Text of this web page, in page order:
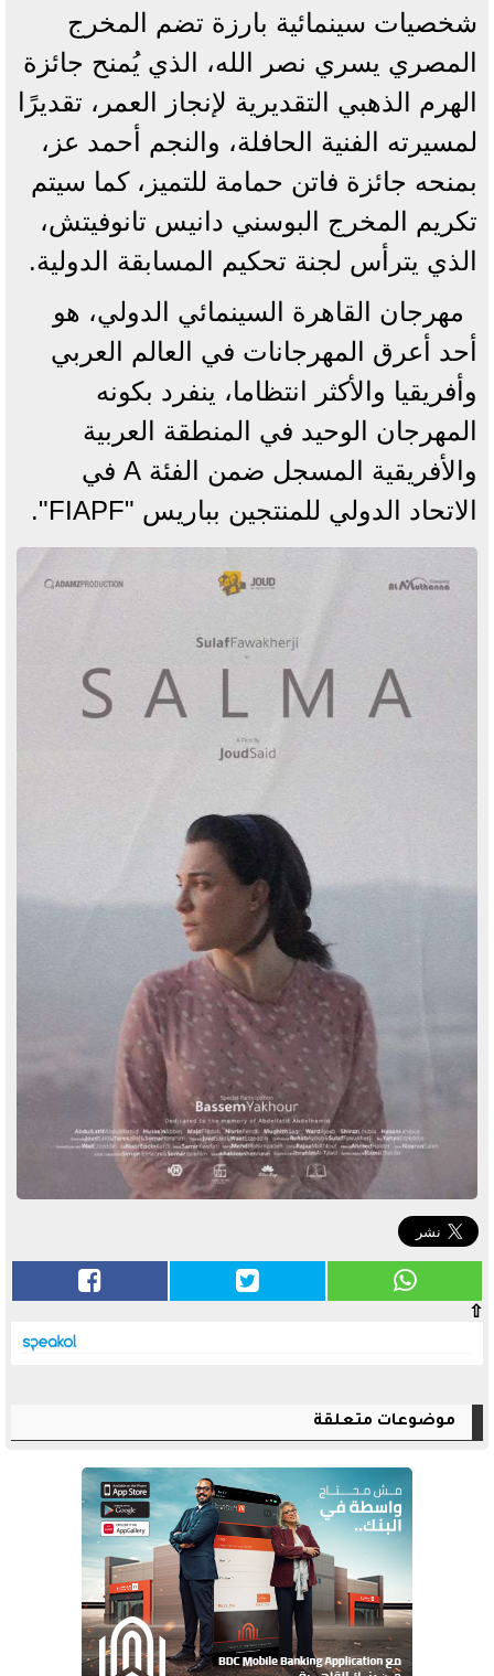
شخصيات سينمائية بارزة تضم المخرج
المصري يسري نصر الله، الذي يُمنح جائزة
الهرم الذهبي التقديرية لإنجاز العمر، تقديرًا
لمسيرته الفنية الحافلة، والنجم أحمد عز،
بمنحه جائزة فاتن حمامة للتميز، كما سيتم
تكريم المخرج البوسني دانيس تانوفيتش،
الذي يترأس لجنة تحكيم المسابقة الدولية.
مهرجان القاهرة السينمائي الدولي، هو
أحد أعرق المهرجانات في العالم العربي
وأفريقيا والأكثر انتظاما، ينفرد بكونه
المهرجان الوحيد في المنطقة العربية
والأفريقية المسجل ضمن الفئة A في
الاتحاد الدولي للمنتجين بباريس "FIAPF".
⇧
موضوعات متعلقة